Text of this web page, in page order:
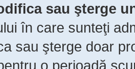
sau şterge
în care sunteţi
sau şterge doar
o perioadă